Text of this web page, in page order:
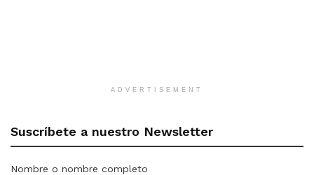
ADVERTISEMENT
Suscríbete a nuestro Newsletter
Nombre o nombre completo